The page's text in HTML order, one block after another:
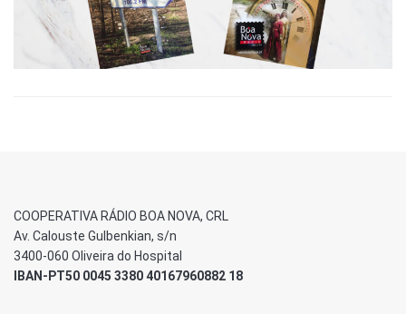
COOPERATIVA RÁDIO BOA NOVA, CRL
Av. Calouste Gulbenkian, s/n
3400-060 Oliveira do Hospital
IBAN-PT50 0045 3380 40167960882 18